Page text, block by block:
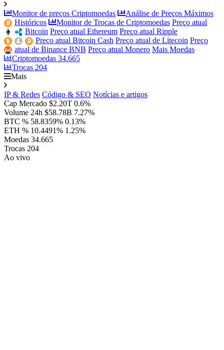
Monitor de preços Criptomoedas
Análise de Preços Máximos
Históricos
Monitor de Trocas de Criptomoedas Preço atual
Bitcoin Preço atual Ethereum Preço atual Ripple
Preço atual Bitcoin Cash Preço atual de Litecoin Preço
atual de Binance BNB Preço atual Monero Mais Moedas
Criptomoedas 34.665
Trocas 204
Mais
IP & Redes Código & SEO Notícias e artigos
Cap Mercado $2.20T 0.6%
Volume 24h $58.78B 7.27%
BTC % 58.8359% 0.13%
ETH % 10.4491% 1.25%
Moedas 34.665
Trocas 204
Ao vivo